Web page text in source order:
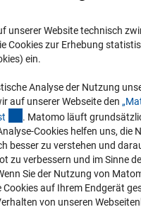
Design
für Menschen mit
unserer Website technisch
Cookies zur Erhebung
ein.
Analyse der Nutzung
auf unserer Webseite den
t (externer Link)
. Matomo läuft
Cookies helfen uns, die
besser zu verstehen und
zu verbessern und im Sinne
Sie der Nutzung von
Cookies auf Ihrem Endgerät
von unseren